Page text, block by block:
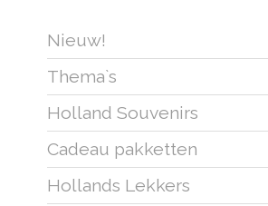
Nieuw!
Thema`s
Holland Souvenirs
Cadeau pakketten
Hollands Lekkers